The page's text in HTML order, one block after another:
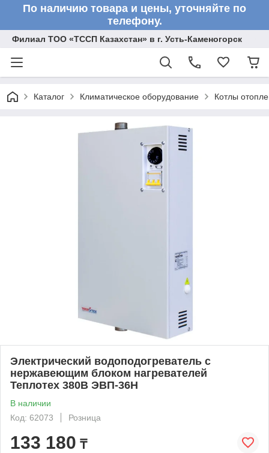
По наличию товара и цены, уточняйте по
телефону.
Филиал ТОО «ТССП Казахстан» в г. Усть-Каменогорск
Каталог Климатическое оборудование Котлы
Электрический водоподогреватель с
нержавеющим блоком нагревателей
Теплотех 380В ЭВП-36Н
В наличии
Код: 62073
Розница
133 180 ₸